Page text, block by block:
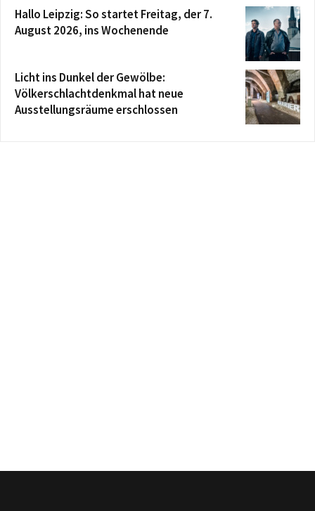
Hallo Leipzig: So startet Freitag, der 7.
August 2026, ins Wochenende
Licht ins Dunkel der Gewölbe:
Völkerschlachtdenkmal hat neue
Ausstellungsräume erschlossen